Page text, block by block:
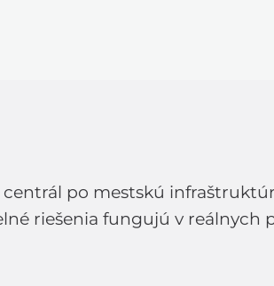
po mestskú
riešenia fungujú v reálnych